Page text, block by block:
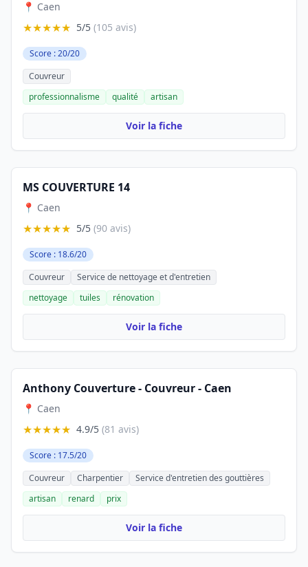
📍 Caen
★★★★★ 5/5 (105 avis)
Score : 20/20
Couvreur
professionnalisme
qualité artisan
Voir la fiche
MS COUVERTURE 14
📍 Caen
★★★★★ 5/5 (90 avis)
Score : 18.6/20
Couvreur
Service de nettoyage et d'entretien
nettoyage
tuiles rénovation
Voir la fiche
Anthony Couverture - Couvreur - Caen
📍 Caen
★★★★★ 4.9/5 (81 avis)
Score : 17.5/20
Couvreur
Charpentier
Service d'entretien des gouttières
artisan
renard prix
Voir la fiche